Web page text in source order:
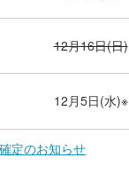
12月16日(日)
12月5日(水)※
定のお知らせ